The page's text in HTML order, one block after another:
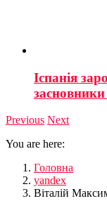
Іспанія
Previous Next
You are here:
Головна
yandex
Віталій